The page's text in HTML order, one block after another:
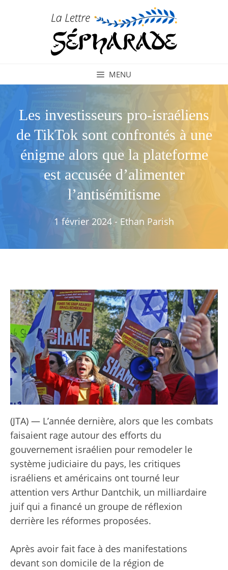
MENU
Les investisseurs pro-israéliens
de TikTok sont confrontés à une
énigme alors que la plateforme
est accusée d’alimenter
l’antisémitisme
1 février 2024 - Ethan Parish
(JTA) — L’année dernière, alors que les combats
faisaient rage autour des efforts du
gouvernement israélien pour remodeler le
système judiciaire du pays, les critiques
israéliens et américains ont tourné leur
attention vers Arthur Dantchik, un milliardaire
juif qui a financé un groupe de réflexion
derrière les réformes proposées.
Après avoir fait face à des manifestations
devant son domicile de la région de